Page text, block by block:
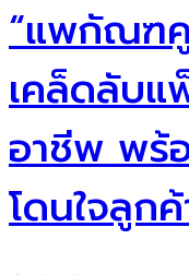
“แพกัณฑ
เคล็ดลับ
อาชีพ พร้
โดนใจลูก